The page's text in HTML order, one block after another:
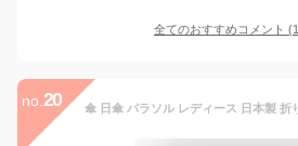
全てのおすすめコメント (1
no. 20